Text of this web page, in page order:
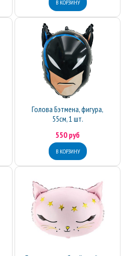
Голова Бэтмена, фигура,
55см, 1 шт.
550 руб